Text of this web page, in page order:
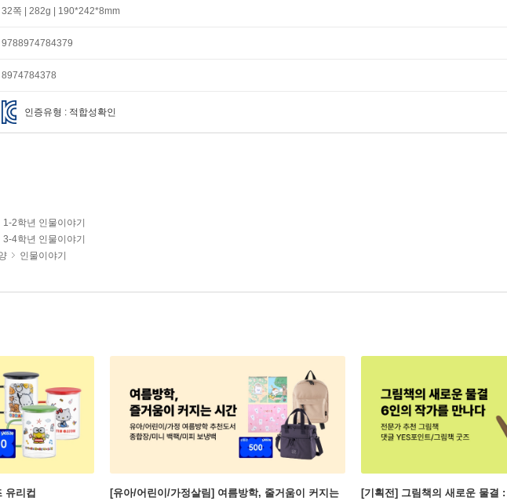
32쪽 | 282g | 190*242*8mm
9788974784379
8974784378
인증유형 : 적합성확인
1-2학년 인물이야기
3-4학년 인물이야기
인물이야기
유리컵
[유아/어린이/가정살림] 여름방학, 줄거움이 커지는
[기획전] 그림책의 새로운 물결